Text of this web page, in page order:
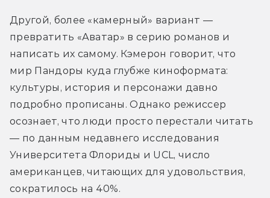
Другой, более «камерный» вариант —
превратить «Аватар» в серию романов и
написать их самому. Кэмерон говорит, что
мир Пандоры куда глубже киноформата:
культуры, история и персонажи давно
подробно прописаны. Однако режиссер
осознает, что люди просто перестали читать
— по данным недавнего исследования
Университета Флориды и UCL, число
американцев, читающих для удовольствия,
сократилось на 40%.